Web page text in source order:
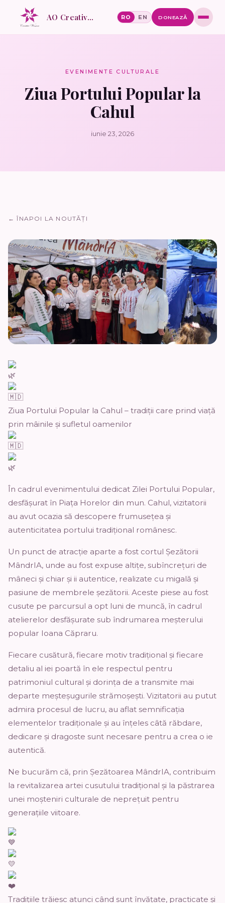
AO Creative Women RO EN DONEAZĂ
EVENIMENTE CULTURALE
Ziua Portului Popular la
Cahul
iunie 23, 2026
← ÎNAPOI LA NOUTĂȚI
Ziua Portului Popular la Cahul – tradiții care prind viață
prin mâinile și sufletul oamenilor
În cadrul evenimentului dedicat Zilei Portului Popular,
desfășurat în Piața Horelor din mun. Cahul, vizitatorii
au avut ocazia să descopere frumusețea și
autenticitatea portului tradițional românesc.
Un punct de atracție aparte a fost cortul Șezătorii
MândrIA, unde au fost expuse altițe, subîncrețuri de
mâneci și chiar și ii autentice, realizate cu migală și
pasiune de membrele șezătorii. Aceste piese au fost
cusute pe parcursul a opt luni de muncă, în cadrul
atelierelor desfășurate sub îndrumarea meșterului
popular Ioana Căpraru.
Fiecare cusătură, fiecare motiv tradițional și fiecare
detaliu al iei poartă în ele respectul pentru
patrimoniul cultural și dorința de a transmite mai
departe meșteșugurile strămoșești. Vizitatorii au putut
admira procesul de lucru, au aflat semnificația
elementelor tradiționale și au înțeles câtă răbdare,
dedicare și dragoste sunt necesare pentru a crea o ie
autentică.
Ne bucurăm că, prin Șezătoarea MândrIA, contribuim
la revitalizarea artei cusutului tradițional și la păstrarea
unei moșteniri culturale de neprețuit pentru
generațiile viitoare.
Tradițiile trăiesc atunci când sunt învățate, practicate și